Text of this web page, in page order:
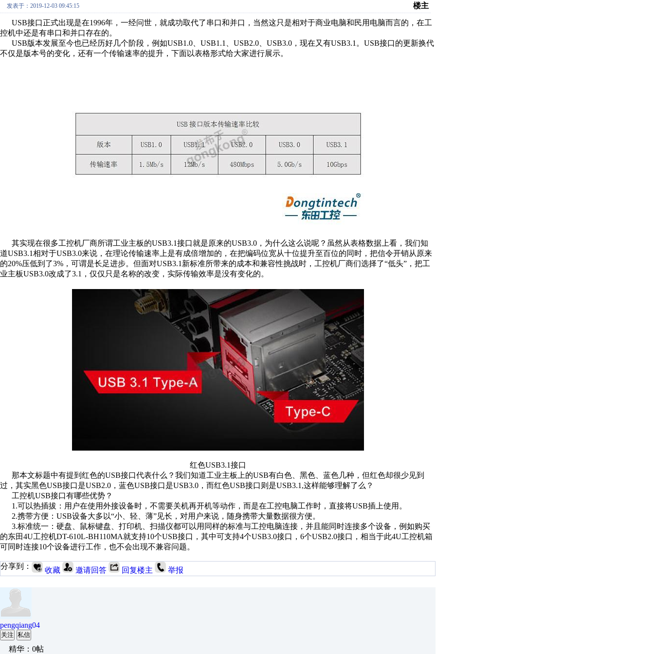
发表于：2019-12-03 09:45:15 楼主
USB接口正式出现是在1996年，一经问世，就成功取代了串口和并口，当然这只是相对于商业电脑和民用电脑而言的，在工
控机中还是有串口和并口存在的。
USB版本发展至今也已经历好几个阶段，例如USB1.0、USB1.1、USB2.0、USB3.0，现在又有USB3.1。USB接口的更新换代
不仅是版本号的变化，还有一个传输速率的提升，下面以表格形式给大家进行展示。
其实现在很多工控机厂商所谓工业主板的USB3.1接口就是原来的USB3.0，为什么这么说呢？虽然从表格数据上看，我们知
道USB3.1相对于USB3.0来说，在理论传输速率上是有成倍增加的，在把编码位宽从十位提升至百位的同时，把信令开销从原来
的20%压低到了3%，可谓是长足进步。但面对USB3.1新标准所带来的成本和兼容性挑战时，工控机厂商们选择了“低头”，把工
业主板USB3.0改成了3.1，仅仅只是名称的改变，实际传输效率是没有变化的。
红色USB3.1接口
那本文标题中有提到红色的USB接口代表什么？我们知道工业主板上的USB有白色、黑色、蓝色几种，但红色却很少见到
过，其实黑色USB接口是USB2.0，蓝色USB接口是USB3.0，而红色USB接口则是USB3.1,这样能够理解了么？
工控机USB接口有哪些优势？
1.可以热插拔：用户在使用外接设备时，不需要关机再开机等动作，而是在工控电脑工作时，直接将USB插上使用。
2.携带方便：USB设备大多以“小、轻、薄”见长，对用户来说，随身携带大量数据很方便。
3.标准统一：硬盘、鼠标键盘、打印机、扫描仪都可以用同样的标准与工控电脑连接，并且能同时连接多个设备，例如购买
的东田4U工控机DT-610L-BH110MA就支持10个USB接口，其中可支持4个USB3.0接口，6个USB2.0接口，相当于此4U工控机箱
可同时连接10个设备进行工作，也不会出现不兼容问题。
分享到： 收藏 邀请回答 回复楼主 举报
pengqiang04
关注 私信
精华：0帖